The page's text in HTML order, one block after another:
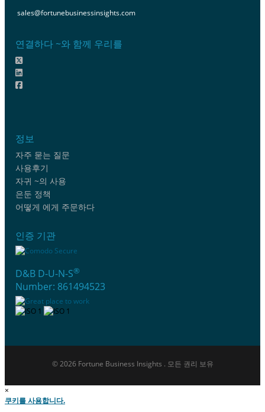
sales@fortunebusinessinsights.com
연결하다 ~와 함께 우리를
정보
자주 묻는 질문
사용후기
자귀 ~의 사용
은둔 정책
어떻게 에게 주문하다
인증 기관
D&B D-U-N-S®
Number: 861494523
© 2026 Fortune Business Insights . 모든 권리 보유
×
쿠키를 사용합니다.